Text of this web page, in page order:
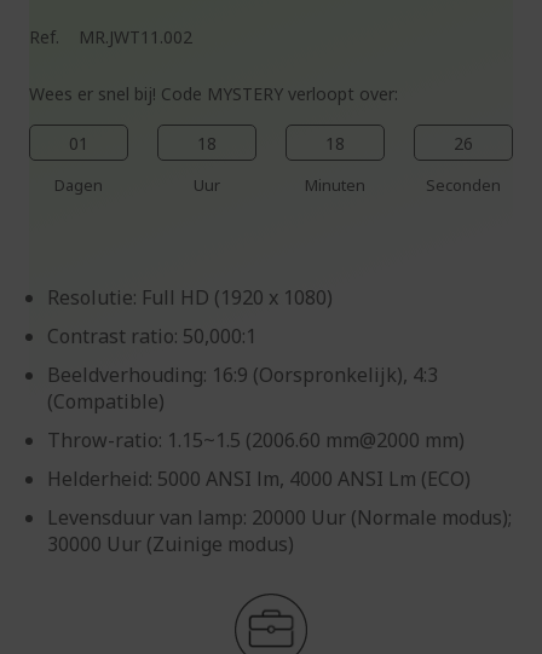
Ref. MR.JWT11.002
Wees er snel bij! Code MYSTERY verloopt over:
01
Dagen
18
Uur
18
Minuten
25
Seconden
Resolutie: Full HD (1920 x 1080)
Contrast ratio: 50,000:1
Beeldverhouding: 16:9 (Oorspronkelijk), 4:3
(Compatible)
Throw-ratio: 1.15~1.5 (2006.60 mm@2000 mm)
Helderheid: 5000 ANSI lm, 4000 ANSI Lm (ECO)
Levensduur van lamp: 20000 Uur (Normale modus);
30000 Uur (Zuinige modus)